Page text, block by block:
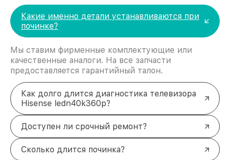
Какие именно детали устанавливаются при
починке?
Мы ставим фирменные комплектующие или
качественные аналоги. На все запчасти
предоставляется гарантийный талон.
Как долго длится диагностика телевизора
Hisense ledn40k360p?
Доступен ли срочный ремонт?
Сколько длится починка?